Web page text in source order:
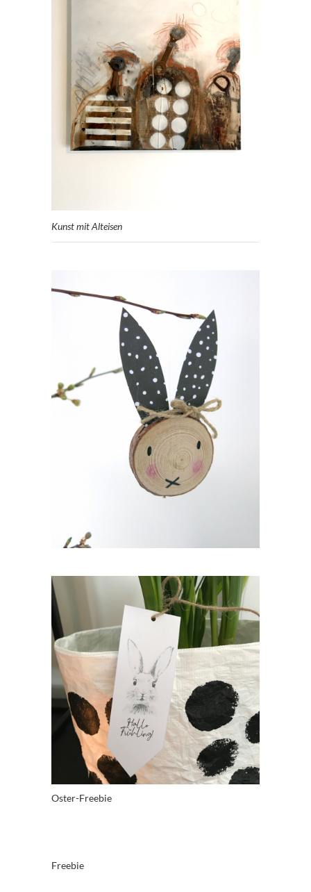
Kunst mit Alteisen
Oster-Freebie
Freebie